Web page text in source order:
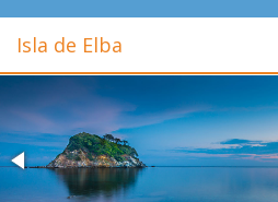
Isla de Elba